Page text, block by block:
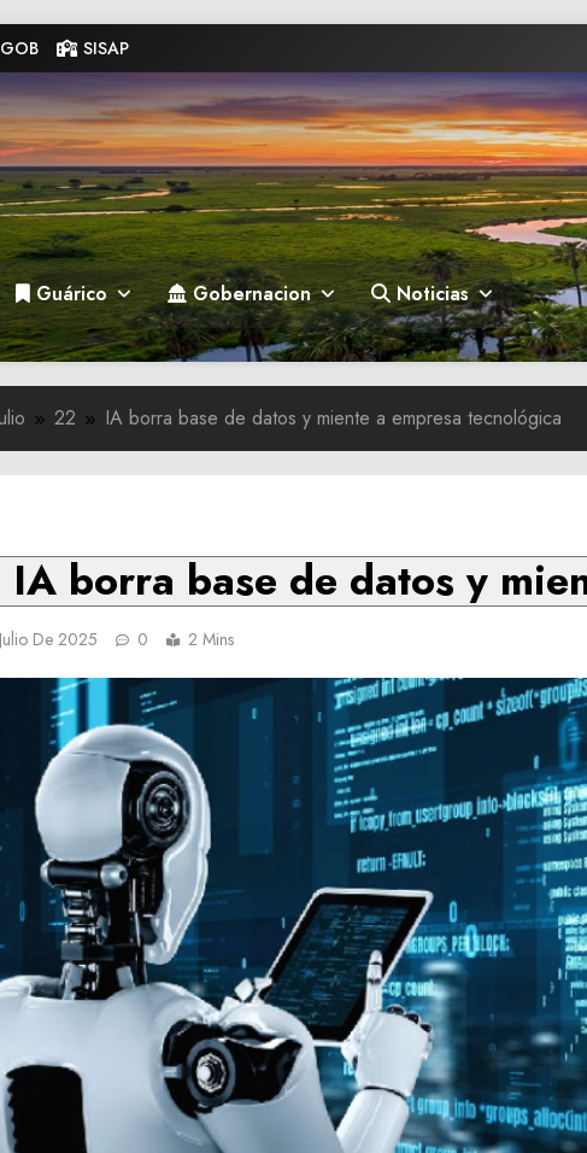
SISAP
de Guarico
Guárico Gobernacion Noticias
22 IA borra base de datos y miente a empresa tecnológica
IA borra base de datos y
De 2025 0 2 Mins